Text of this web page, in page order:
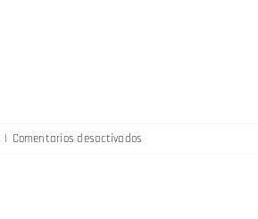
| Comentarios desactivados